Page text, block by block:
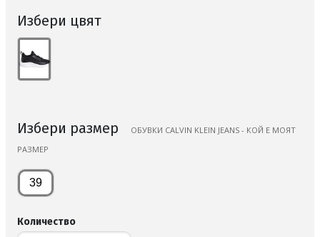
Избери цвят
Избери размер
ОБУВКИ CALVIN KLEIN JEANS - КОЙ Е МОЯТ
РАЗМЕР
39
Количество